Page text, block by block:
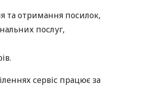
та отримання посилок,
послуг,
сервіс працює за